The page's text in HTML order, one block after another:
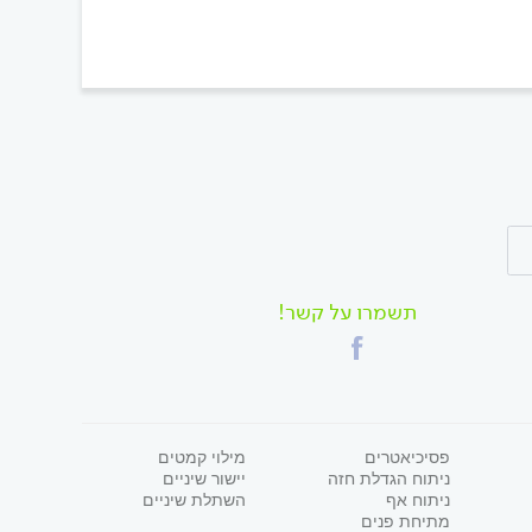
תשמרו על קשר!
פסיכיאטרים
ניתוח הגדלת חזה
ניתוח אף
מתיחת פנים
מילוי קמטים
יישור שיניים
השתלת שיניים